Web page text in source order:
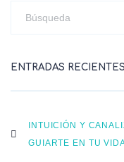
ENTRADAS RECIENTES
INTUICIÓN Y
GUIARTE EN TU